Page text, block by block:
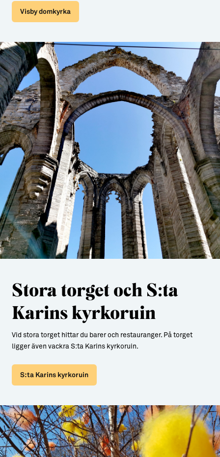
Visby domkyrka
Stora torget och S:ta
Karins kyrkoruin
Vid stora torget hittar du barer och restauranger. På torget
ligger även vackra S:ta Karins kyrkoruin.
S:ta Karins kyrkoruin